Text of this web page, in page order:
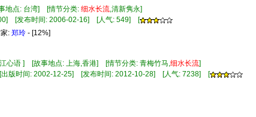
地点: 台湾] [情节分类: 细水长流,清新隽永]
[发布时间: 2006-02-16] [人气: 549] [
: 郑玲 - [12%]
江心语 ] [故事地点: 上海,香港] [情节分类: 青梅竹马,细水长流]
版时间: 2002-12-25] [发布时间: 2012-10-28] [人气: 7238] [